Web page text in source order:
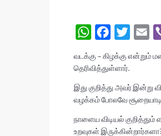
W
at
s
A
p
F
ac
e
o
k
T
w
itt
er
E
ai
வடக்கு – கிழக்கு என்றும்
தெரிவித்துள்ளார்.
இது குறித்து அவர் இன்று
வழக்கம் போலவே
நாளைய விடியல்
உறவுகள்